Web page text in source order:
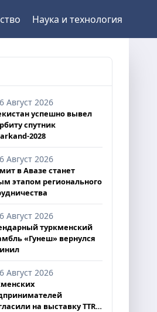
Наука и технология
Август 2026
успешно вывел
спутник
2028
Август 2026
в Авазе станет
этапом регионального
Август 2026
туркменский
«Гунеш» вернулся
Август 2026
на выставку TTR